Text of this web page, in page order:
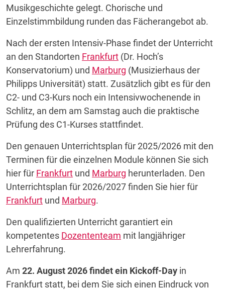
Musikgeschichte gelegt. Chorische und
Einzelstimmbildung runden das Fächer­angebot ab.
Nach der ersten Intensiv-Phase findet der Unterricht
an den Standorten Frankfurt (Dr. Hoch’s
Konservatorium) und Marburg (Musizierhaus der
Philipps Universität) statt. Zusätzlich gibt es für den
C2- und C3-Kurs noch ein Intensivwochenende in
Schlitz, an dem am Samstag auch die praktische
Prüfung des C1-Kurses stattfindet.
Den genauen Unterrichtsplan für 2025/2026 mit den
Terminen für die einzelnen Module können Sie sich
hier für Frankfurt und Marburg herunterladen. Den
Unterrichtsplan für 2026/2027 finden Sie hier für
Frankfurt und Marburg.
Den qualifizierten Unterricht garantiert ein
kompetentes Dozententeam mit langjähriger
Lehrerfahrung.
Am 22. August 2026 findet ein Kickoff-Day in
Frankfurt statt, bei dem Sie sich einen Eindruck von